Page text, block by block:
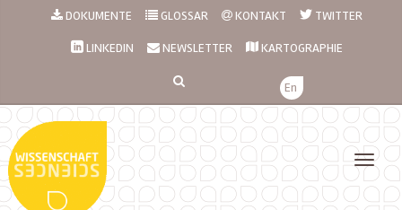
DOKUMENTE GLOSSAR KONTAKT TWITTER
LINKEDIN NEWSLETTER KARTOGRAPHIE
En